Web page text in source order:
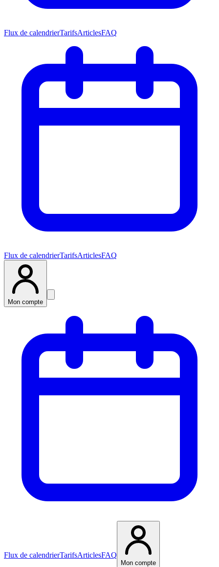
Flux de calendrierTarifsArticlesFAQ
Flux de calendrierTarifsArticlesFAQ
Mon compte
Flux de calendrierTarifsArticlesFAQ
Mon compte